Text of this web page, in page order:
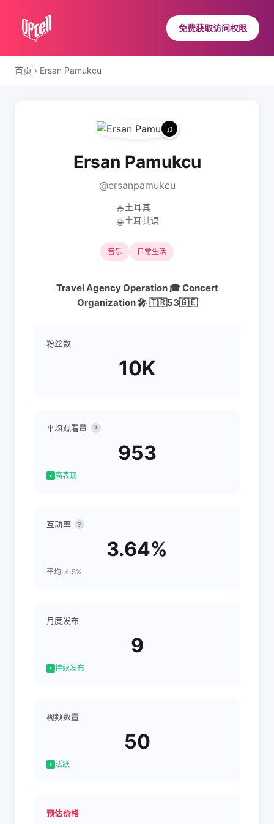
免费获取访问权限
首页 › Ersan Pamukcu
Ersan Pamukcu
@ersanpamukcu
🌐 土耳其
🌐 土耳其语
音乐 日常生活
Travel Agency Operation 🎓 Concert
Organization 🎤 🇹🇷53🇬🇪
粉丝数
10K
平均观看量 ?
953
高表现
互动率 ?
3.64%
平均: 4.5%
月度发布
9
持续发布
视频数量
50
活跃
预估价格